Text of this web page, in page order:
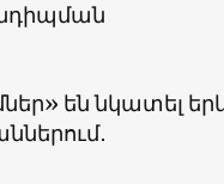
են նկատել